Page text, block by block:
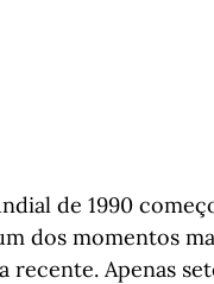
de 1990
dos momentos
recente. Apenas